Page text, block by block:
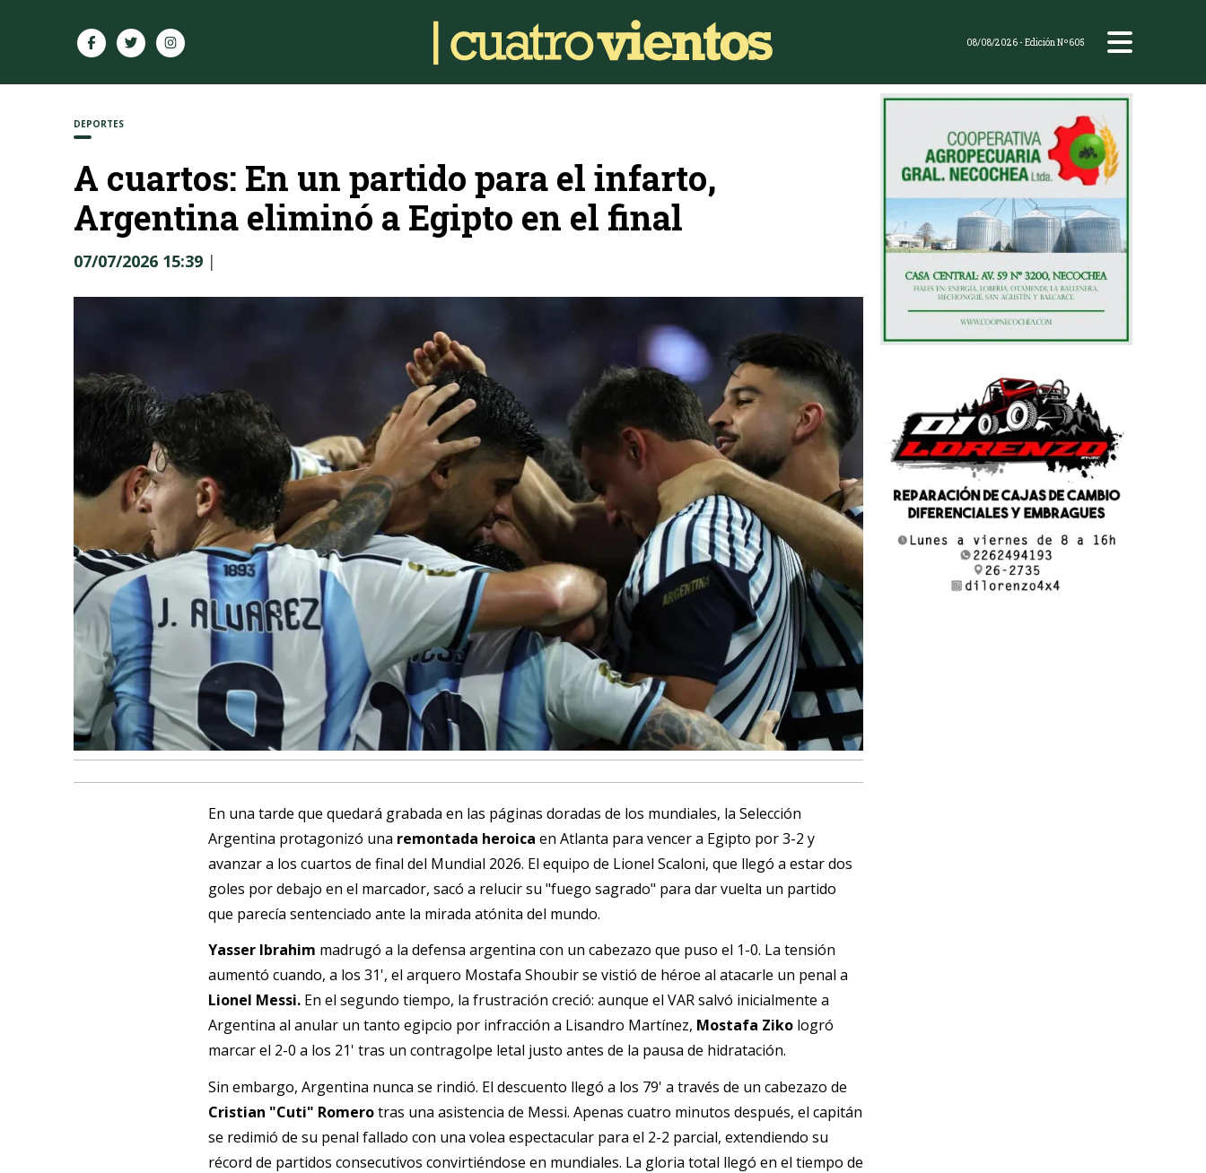
08/08/2026- Edición Nº605
DEPORTES
A cuartos: En un partido para el infarto,
Argentina eliminó a Egipto en el final
07/07/2026 15:39 |
En una tarde que quedará grabada en las páginas doradas de los mundiales, la Selección
Argentina protagonizó una remontada heroica en Atlanta para vencer a Egipto por 3-2 y
avanzar a los cuartos de final del Mundial 2026. El equipo de Lionel Scaloni, que llegó a estar dos
goles por debajo en el marcador, sacó a relucir su "fuego sagrado" para dar vuelta un partido
que parecía sentenciado ante la mirada atónita del mundo.
Yasser Ibrahim madrugó a la defensa argentina con un cabezazo que puso el 1-0. La tensión
Lionel Messi. En el segundo tiempo, la frustración creció: aunque el VAR salvó inicialmente a
Argentina al anular un tanto egipcio por infracción a Lisandro Martínez, Mostafa Ziko logró
marcar el 2-0 a los 21' tras un contragolpe letal justo antes de la pausa de hidratación.
Cristian "Cuti" Romero tras una asistencia de Messi. Apenas cuatro minutos después, el capitán
se redimió de su penal fallado con una volea espectacular para el 2-2 parcial, extendiendo su
récord de partidos consecutivos convirtiéndose en mundiales. La gloria total llegó en el tiempo de